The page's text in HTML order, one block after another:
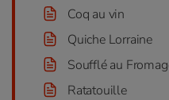
Coq au vin
Quiche Lorraine
Soufflé au
Ratatouille